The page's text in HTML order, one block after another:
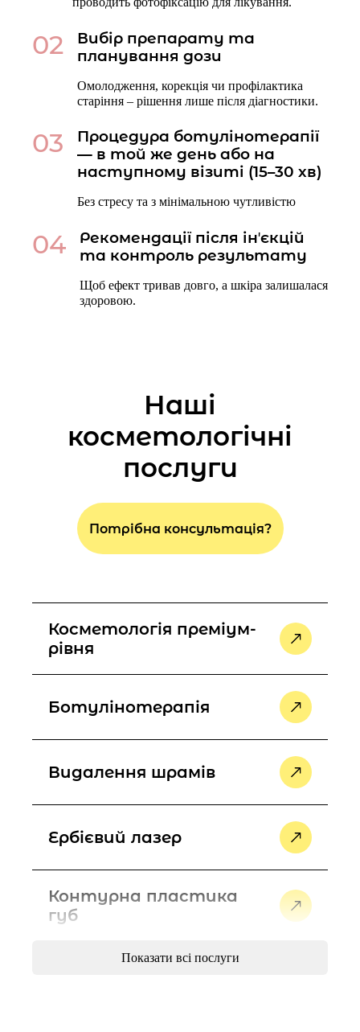
02
Вибір препарату та
планування дози
Омолодження, корекція чи профілактика
старіння – рішення лише після діагностики.
03
Процедура ботулінотерапії
— в той же день або на
наступному візиті (15–30 хв)
Без стресу та з мінімальною чутливістю
04
Рекомендації після інʼєкцій
та контроль результату
Щоб ефект тривав довго, а шкіра залишалася
здоровою.
Наші
косметологічні
послуги
Потрібна консультація?
Косметологія преміум-
рівня
Ботулінотерапія
Видалення шрамів
Ербієвий лазер
Контурна пластика
губ
Лазерне шліфування/
Показати всі послуги